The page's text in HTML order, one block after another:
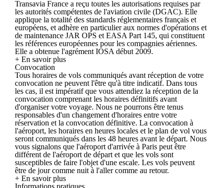
Transavia France a reçu toutes les autorisations requises par
les autorités compétentes de l'aviation civile (DGAC). Elle
applique la totalité des standards réglementaires français et
européens, et adhère en particulier aux normes d'opérations et
de maintenance JAR OPS et EASA Part 145, qui constituent
les références européennes pour les compagnies aériennes.
Elle a obtenue l'agrément IOSA début 2009.
+ En savoir plus
Convocation
Tous horaires de vols communiqués avant réception de votre
convocation ne peuvent l'être qu'à titre indicatif. Dans tous
les cas, il est impératif que vous attendiez la réception de la
convocation comprenant les horaires définitifs avant
d'organiser votre voyage. Nous ne pourrons être tenus
responsables d'un changement d'horaires entre votre
réservation et la convocation définitive. La convocation à
l'aéroport, les horaires en heures locales et le plan de vol vous
seront communiqués dans les 48 heures avant le départ. Nous
vous signalons que l'aéroport d'arrivée à Paris peut être
différent de l'aéroport de départ et que les vols sont
susceptibles de faire l'objet d'une escale. Les vols peuvent
être de jour comme nuit à l'aller comme au retour.
+ En savoir plus
Informations pratiques